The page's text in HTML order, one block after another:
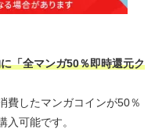
「全マンガ50％即時還元ク
費したマンガコインが50％
可能です。